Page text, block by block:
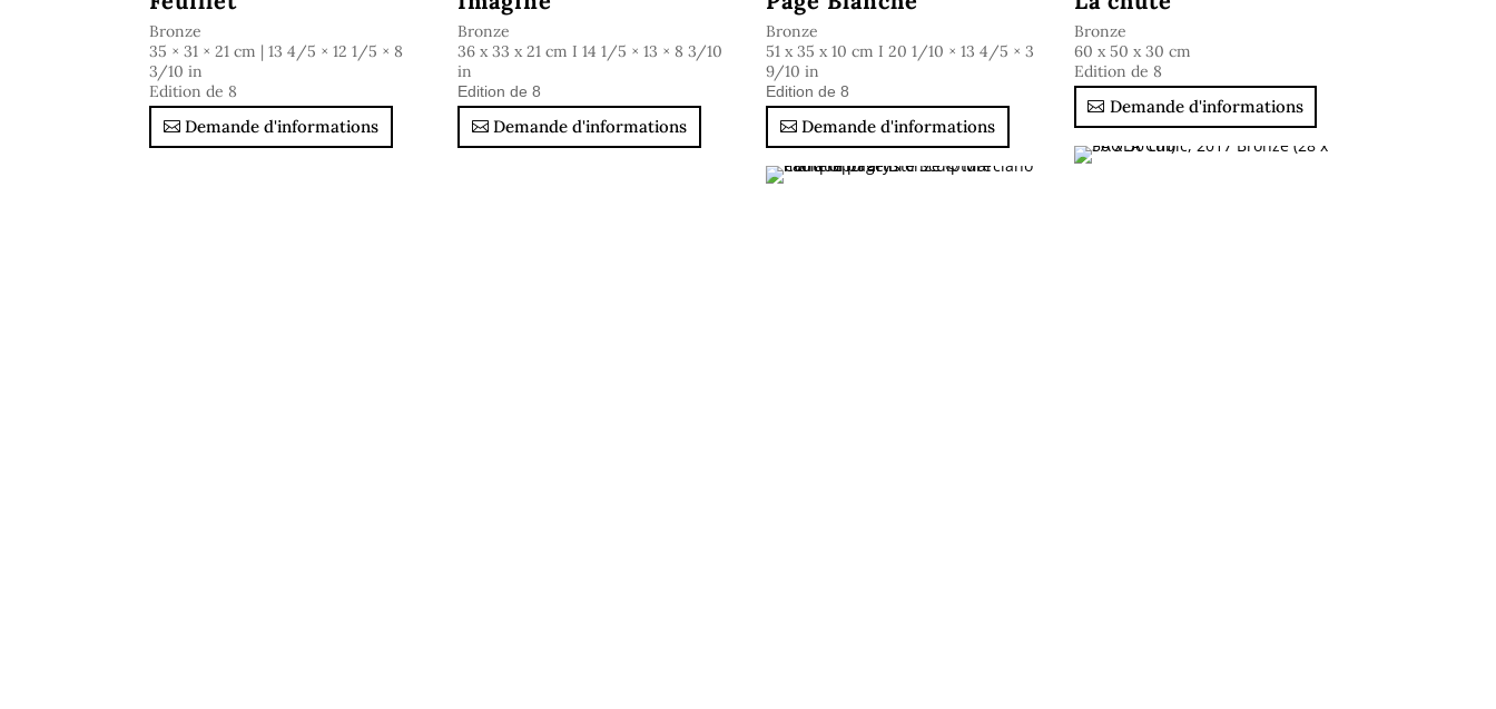
Feuillet
Bronze
35 × 31 × 21 cm | 13 4/5 × 12 1/5 × 8
3/10 in
Edition de 8
Imagine
Bronze
36 x 33 x 21 cm I 14 1/5 × 13 × 8 3/10
in
Edition de 8
Page Blanche
Bronze
51 x 35 x 10 cm I 20 1/10 × 13 4/5 × 3
9/10 in
Edition de 8
La chute
Bronze
60 x 50 x 30 cm
Edition de 8